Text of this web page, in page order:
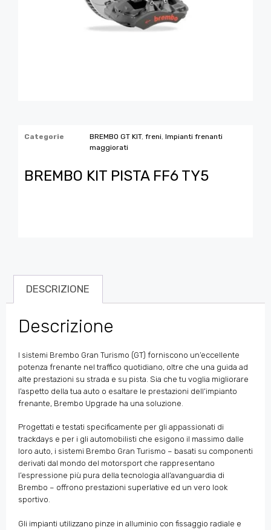
Categorie BREMBO GT KIT, freni Impianti frenanti
maggiorati
BREMBO KIT PISTA FF6 TY5
DESCRIZIONE
Descrizione
I sistemi Brembo Gran Turismo (GT) forniscono un’eccellente
potenza frenante nel traffico quotidiano, oltre che una guida ad
alte prestazioni su strada e su pista. Sia che tu voglia migliorare
l’aspetto della tua auto o esaltare le prestazioni dell’impianto
frenante, Brembo Upgrade ha una soluzione.
Progettati e testati specificamente per gli appassionati di
trackdays e per i gli automobilisti che esigono il massimo dalle
loro auto, i sistemi Brembo Gran Turismo – basati su componenti
derivati dal mondo del motorsport che rappresentano
l’espressione più pura della tecnologia all’avanguardia di
Brembo – offrono prestazioni superlative ed un vero look
sportivo.
Gli impianti utilizzano pinze in alluminio con fissaggio radiale e